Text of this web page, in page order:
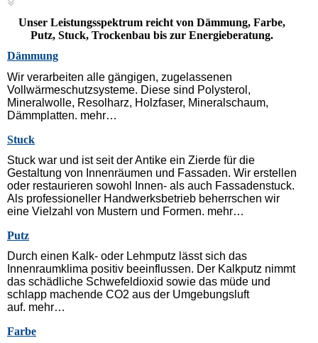
Unser Leistungsspektrum reicht von Dämmung, Farbe,
Putz, Stuck, Trockenbau bis zur Energieberatung.
Dämmung
Wir verarbeiten alle gängigen, zugelassenen
Vollwärmeschutzsysteme. Diese sind Polysterol,
Mineralwolle, Resolharz, Holzfaser, Mineralschaum,
Dämmplatten. mehr…
Stuck
Stuck war und ist seit der Antike ein Zierde für die
Gestaltung von Innenräumen und Fassaden. Wir erstellen
oder restaurieren sowohl Innen- als auch Fassadenstuck.
Als professioneller Handwerksbetrieb beherrschen wir
eine Vielzahl von Mustern und Formen. mehr…
Putz
Durch einen Kalk- oder Lehmputz lässt sich das
Innenraumklima positiv beeinflussen. Der Kalkputz nimmt
das schädliche Schwefeldioxid sowie das müde und
schlapp machende CO2 aus der Umgebungsluft
auf. mehr…
Farbe